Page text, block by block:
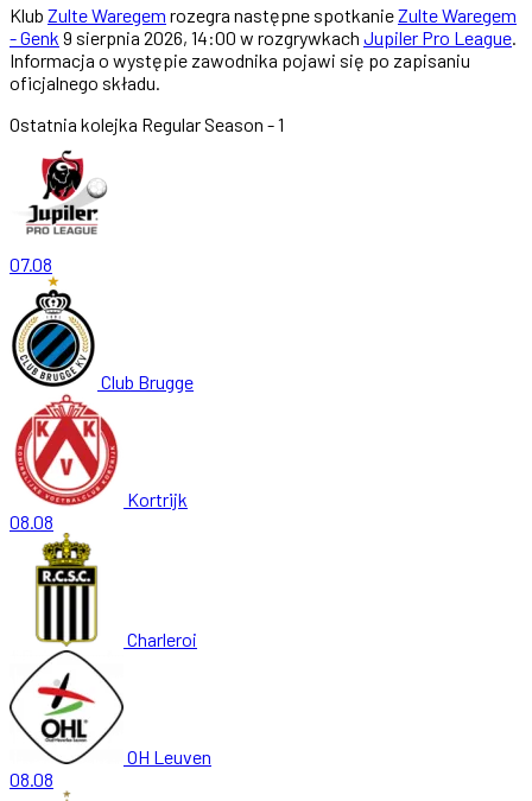
Klub Zulte Waregem rozegra następne spotkanieZulte Waregem
- Genk 9 sierpnia 2026, 14:00 w rozgrywkach Jupiler Pro League.
Informacja o występie zawodnika pojawi się po zapisaniu
oficjalnego składu.
Ostatnia kolejka Regular Season - 1
07.08
Club Brugge
Kortrijk
08.08
Charleroi
OH Leuven
08.08